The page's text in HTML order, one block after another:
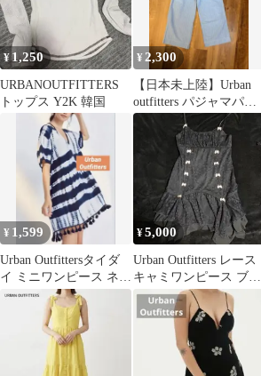
¥ 1,250
URBANOUTFITTERS
トップス Y2K 韓国
¥ 2,300
【日本未上陸】Urban
outfitters パジャマパン
ツ ストライプ
¥ 1,599
Urban Outfittersタイダ
イ ミニワンピース ネイ
ビー Mサイズ相当
¥5,000
Urban Outfitters レース
キャミワンピース ブラ
ック